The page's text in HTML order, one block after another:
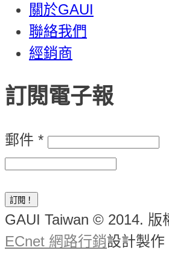
關於GAUI
聯絡我們
經銷商
訂閱電子報
郵件 *
GAUI Taiwan © 2014. 版
ECnet 網路行銷設計製作